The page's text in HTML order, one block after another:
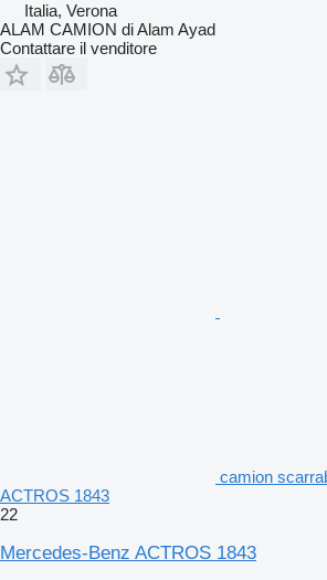
Italia, Verona
ALAM CAMION di Alam Ayad
Contattare il venditore
camion
ACTROS 1843
22
Mercedes-Benz ACTROS 1843